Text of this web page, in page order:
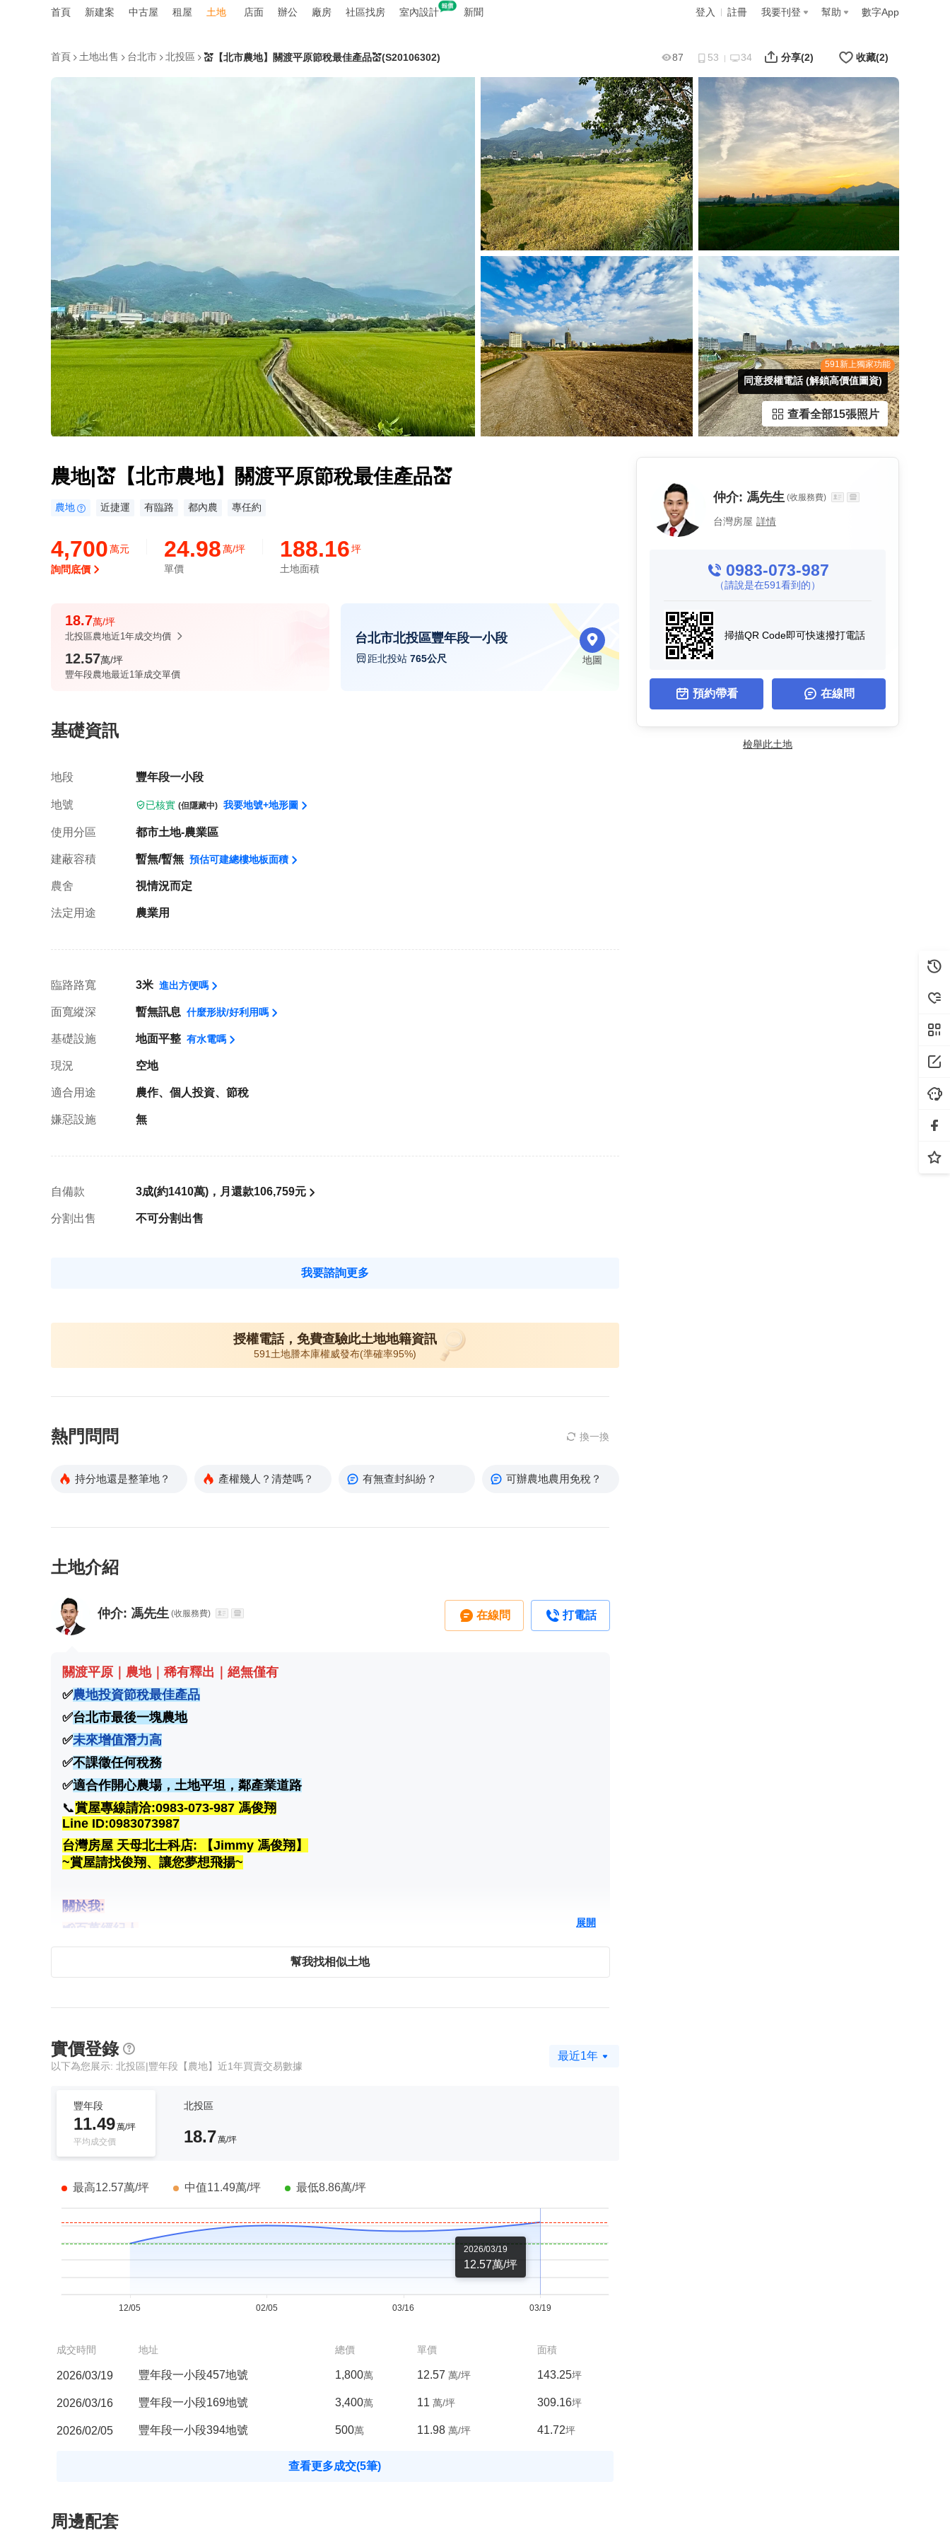
首頁 新建案 中古屋 租屋 土地 店面 辦公 廠房 社區找房 室內設計 新聞 登入 註冊 我要刊登 幫助 數字App
首頁 土地出售 台北市 北投區 💒【北市農地】關渡平原節稅最佳產品💒(S20106302) 87 53 34 分享(2) 收藏(2)
查看全部15張照片
同意授權電話 (解鎖高價值圖資)
591新上獨家功能
農地|💒【北市農地】關渡平原節稅最佳產品💒
農地 近捷運 有臨路 都內農 專任約
4,700萬元
詢問底價
24.98萬/坪
單價
188.16坪
土地面積
18.7萬/坪
北投區農地近1年成交均價
12.57萬/坪
豐年段農地最近1筆成交單價
台北市北投區豐年段一小段
距北投站 765公尺 地圖
基礎資訊
地段 豐年段一小段
地號 已核實 (但隱藏中) 我要地號+地形圖
使用分區 都市土地-農業區
建蔽容積 暫無/暫無 預估可建總樓地板面積
農舍 視情況而定
法定用途 農業用
臨路路寬 3米 進出方便嗎
面寬縱深 暫無訊息 什麼形狀/好利用嗎
基礎設施 地面平整 有水電嗎
現況 空地
適合用途 農作、個人投資、節稅
嫌惡設施 無
自備款 3成(約1410萬)，月還款106,759元
分割出售 不可分割出售
我要諮詢更多
授權電話，免費查驗此土地地籍資訊
591土地謄本庫權威發布(準確率95%)
熱門問問 換一換
持分地還是整筆地？ 產權幾人？清楚嗎？ 有無查封糾紛？ 可辦農地農用免稅？
土地介紹
仲介: 馮先生 (收服務費) 在線問 打電話
關渡平原｜農地｜稀有釋出｜絕無僅有
✅農地投資節稅最佳產品
✅台北市最後一塊農地
✅未來增值潛力高
✅不課徵任何稅務
✅適合作開心農場，土地平坦，鄰產業道路
📞賞屋專線請洽:0983-073-987 馮俊翔
Line ID:0983073987
台灣房屋 天母北士科店: 【Jimmy 馮俊翔】
~賞屋請找俊翔、讓您夢想飛揚~
關於我:
📢百萬經紀人
📢專業房地產顧問
📢危險老舊建築推動師
📢熱忱服務的心，積極向上努力
經紀人陳富裕(107)北市京證字第00193號
展開
幫我找相似土地
實價登錄
以下為您展示: 北投區|豐年段【農地】近1年買賣交易數據
最近1年
豐年段
11.49萬/坪
平均成交價
北投區
18.7萬/坪
最高12.57萬/坪 中值11.49萬/坪 最低8.86萬/坪
2026/03/19
12.57萬/坪
成交時間 地址 總價 單價 面積
2026/03/19 豐年段一小段457地號 1,800萬 12.57 萬/坪 143.25坪
2026/03/16 豐年段一小段169地號 3,400萬 11 萬/坪 309.16坪
2026/02/05 豐年段一小段394地號 500萬 11.98 萬/坪 41.72坪
查看更多成交(5筆)
仲介: 馮先生 (收服務費)
台灣房屋 詳情
0983-073-987
（請說是在591看到的）
掃描QR Code即可快速撥打電話
預約帶看 在線問
檢舉此土地
周邊配套